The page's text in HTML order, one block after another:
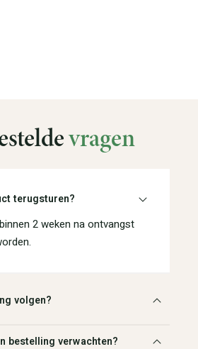
vragen
terugsturen?
2 weken na ontvangst
volgen?
bestelling verwachten?